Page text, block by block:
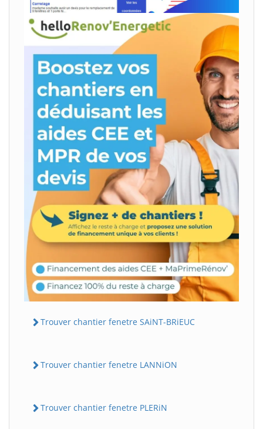
Trouver chantier fenetre SAiNT-BRiEUC
Trouver chantier fenetre LANNiON
Trouver chantier fenetre PLERiN